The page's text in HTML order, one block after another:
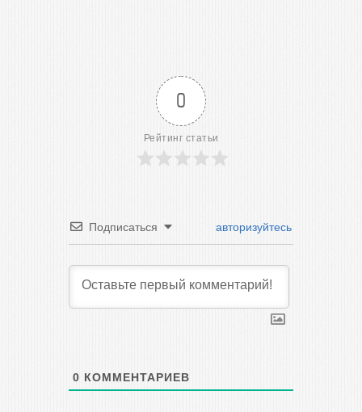
0
Рейтинг статьи
Подписаться авторизуйтесь
0 КОММЕНТАРИЕВ